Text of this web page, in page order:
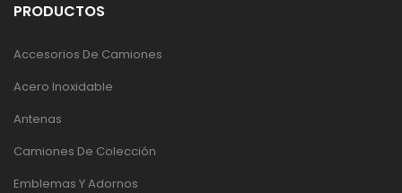
PRODUCTOS
Accesorios De Camiones
Acero Inoxidable
Antenas
Camiones De Colección
Emblemas Y Adornos